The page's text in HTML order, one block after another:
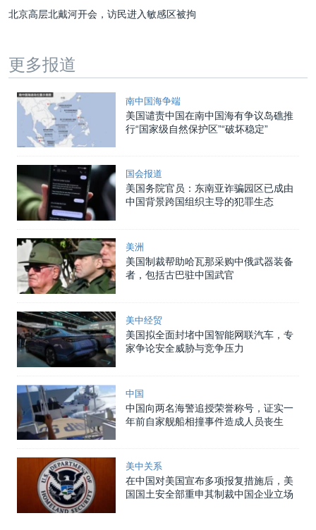
北京高层北戴河开会，访民进入敏感区被拘
更多报道
南中国海争端
美国谴责中国在南中国海有争议岛礁推
行“国家级自然保护区”“破坏稳定”
国会报道
美国务院官员：东南亚诈骗园区已成由
中国背景跨国组织主导的犯罪生态
美洲
美国制裁帮助哈瓦那采购中俄武器装备
者，包括古巴驻中国武官
美中经贸
美国拟全面封堵中国智能网联汽车，专
家争论安全威胁与竞争压力
中国
中国向两名海警追授荣誉称号，证实一
年前自家舰船相撞事件造成人员丧生
美中关系
在中国对美国宣布多项报复措施后，美
国国土安全部重申其制裁中国企业立场